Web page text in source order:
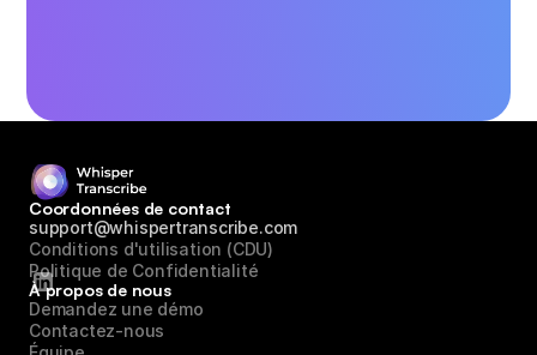
Coordonnées de contact
support@whispertranscribe.com
Conditions d'utilisation (CDU)
Politique de Confidentialité
À propos de nous
Demandez une démo
Contactez-nous